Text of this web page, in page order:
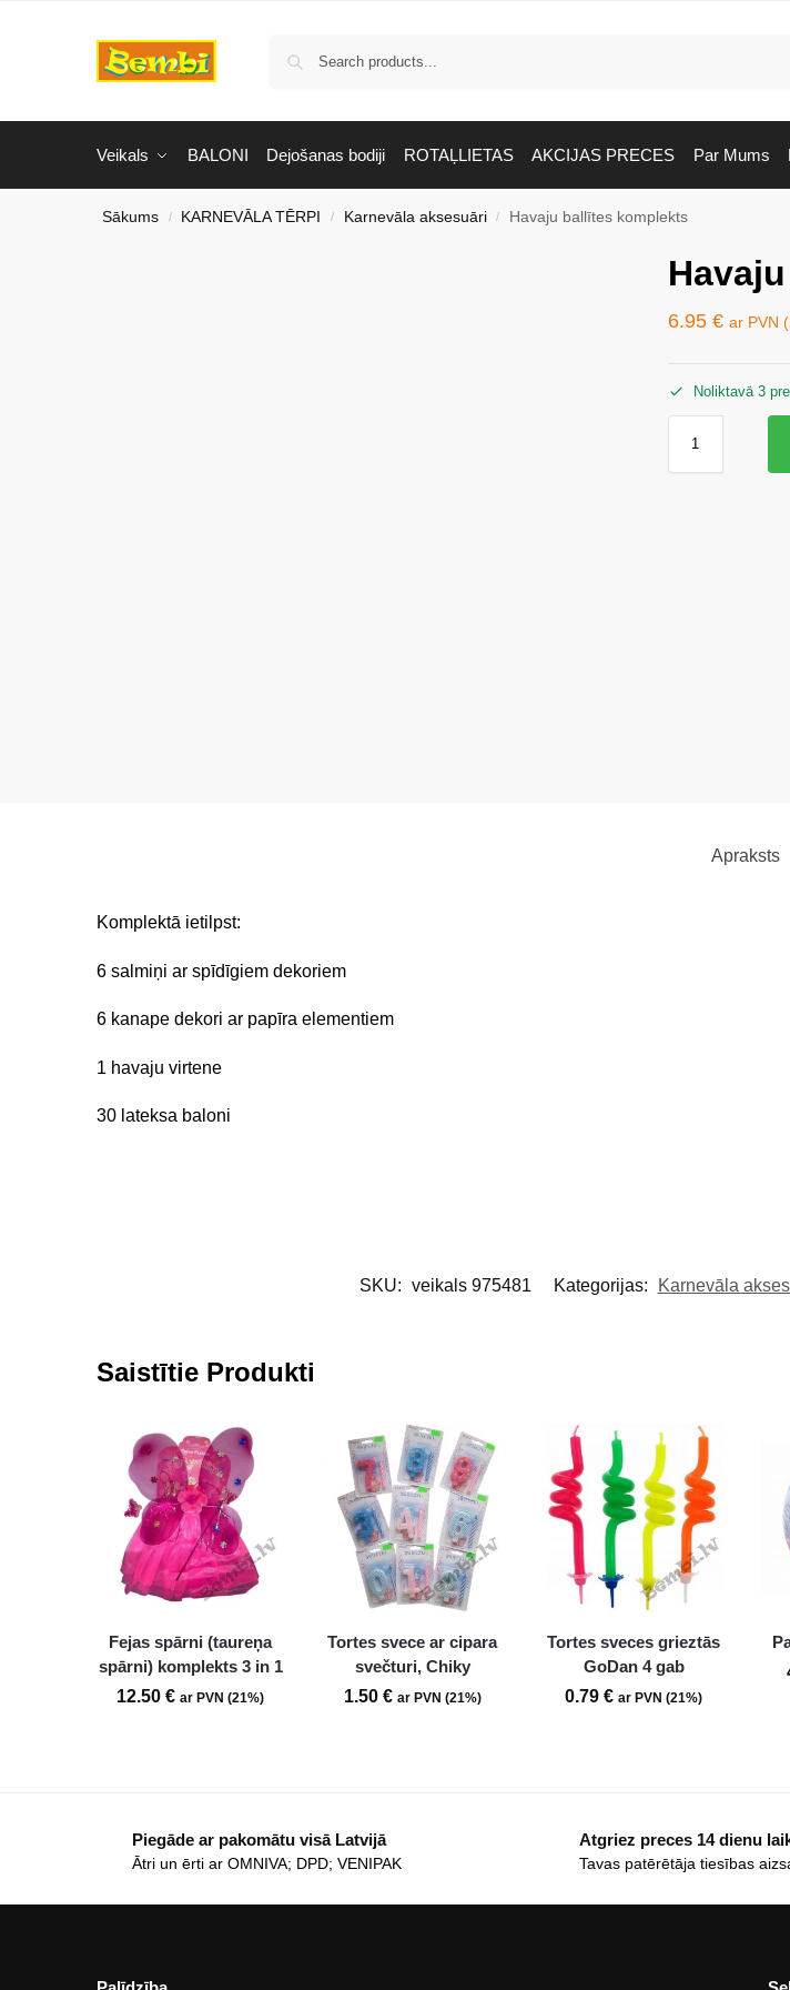
Veikals BALONI Dejošanas bodiji ROTAĻLIETAS AKCIJAS PRECES Par Mums
Sākums / KARNEVĀLA TĒRPI / Karnevāla aksesuāri / Havaju ballītes komplekts
6.95 € ar PVN
Noliktavā 3
Apraksts
Komplektā ietilpst:
6 salmiņi ar spīdīgiem dekoriem
6 kanape dekori ar papīra elementiem
1 havaju virtene
30 lateksa baloni
SKU: veikals 975481 Kategorijas: Karnevāla
Saistītie Produkti
Fejas spārni (taureņa
spārni) komplekts 3 in 1
12.50€ ar PVN (21%)
Tortes svece ar cipara
svečturi, Chiky
1.50 € ar PVN (21%)
Tortes sveces grieztās
GoDan 4 gab
0.79€ ar PVN (21%)
Piegāde ar pakomātu visā Latvijā
Ātri un ērti ar OMNIVA; DPD; VENIPAK
Atgriez preces 14 dienu
Tavas patērētāja tiesības